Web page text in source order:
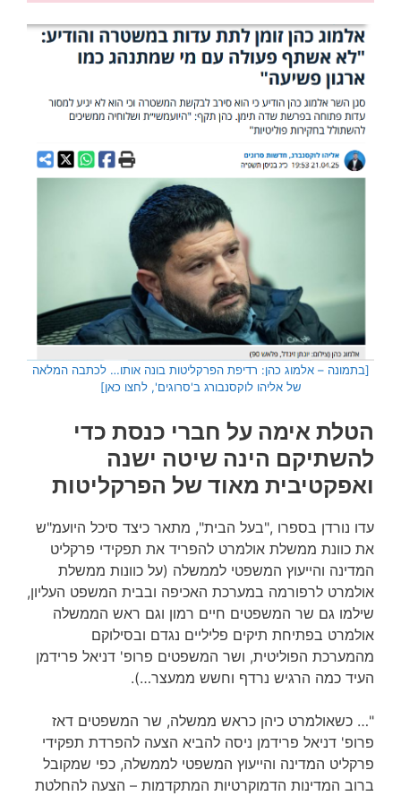
[בתמונה – אלמוג כהן: רדיפת הפרקליטות בונה אותו… לכתבה המלאה
של אליהו לוקסנבורג ב'סרוגים', לחצו כאן]
הטלת אימה על חברי כנסת כדי
להשתיקם הינה שיטה ישנה
ואפקטיבית מאוד של הפרקליטות
עדו נורדן בספרו ,"בעל הבית", מתאר כיצד סיכל היועמ"ש
את כוונת ממשלת אולמרט להפריד את תפקידי פרקליט
המדינה והייעוץ המשפטי לממשלה (על כוונות ממשלת
אולמרט לרפורמה במערכת האכיפה ובבית המשפט העליון,
שילמו גם שר המשפטים חיים רמון וגם ראש הממשלה
אולמרט בפתיחת תיקים פליליים נגדם ובסילוקם
מהמערכת הפוליטית, ושר המשפטים פרופ' דניאל פרידמן
העיד כמה הרגיש נרדף וחשש ממעצר…).
"… כשאולמרט כיהן כראש ממשלה, שר המשפטים דאז
פרופ' דניאל פרידמן ניסה להביא הצעה להפרדת תפקידי
פרקליט המדינה והייעוץ המשפטי לממשלה, כפי שמקובל
ברוב המדינות הדמוקרטיות המתקדמות – הצעה להחלטת